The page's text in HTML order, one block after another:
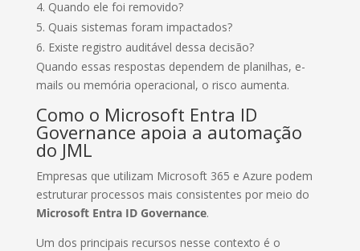
Quando ele foi removido?
Quais sistemas foram impactados?
Existe registro auditável dessa decisão?
Quando essas respostas dependem de planilhas, e-
mails ou memória operacional, o risco aumenta.
Como o Microsoft Entra ID
Governance apoia a automação
do JML
Empresas que utilizam Microsoft 365 e Azure podem
estruturar processos mais consistentes por meio do
Microsoft Entra ID Governance.
Um dos principais recursos nesse contexto é o